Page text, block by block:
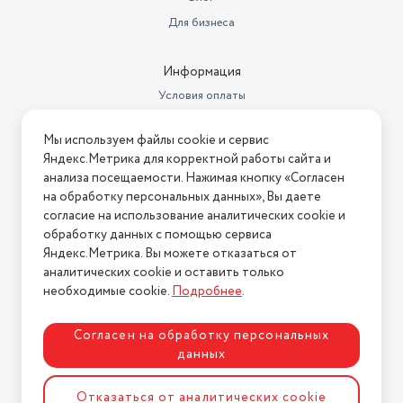
Для бизнеса
Информация
Условия оплаты
Условия возврата
Нашли ошибку на сайте? Напишите нам
2026 © Интернет-магазин "АстМаркет". У нас есть всё!
Политика конфиденциальности
Разработка сайтаASTDESIGN
Мы используем файлы cookie и сервис
Яндекс.Метрика для корректной работы сайта и
анализа посещаемости. Нажимая кнопку «Согласен
на обработку персональных данных», Вы даете
согласие на использование аналитических cookie и
обработку данных с помощью сервиса
Яндекс.Метрика. Вы можете отказаться от
аналитических cookie и оставить только
необходимые cookie.Подробнее.
Согласен на обработку персональных
данных
Отказаться от аналитических cookie